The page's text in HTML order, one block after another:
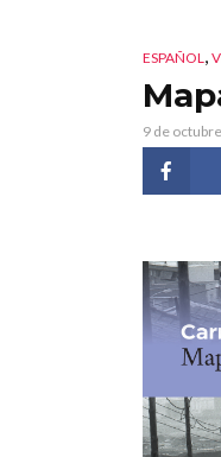
ESPAÑOL,
9 de